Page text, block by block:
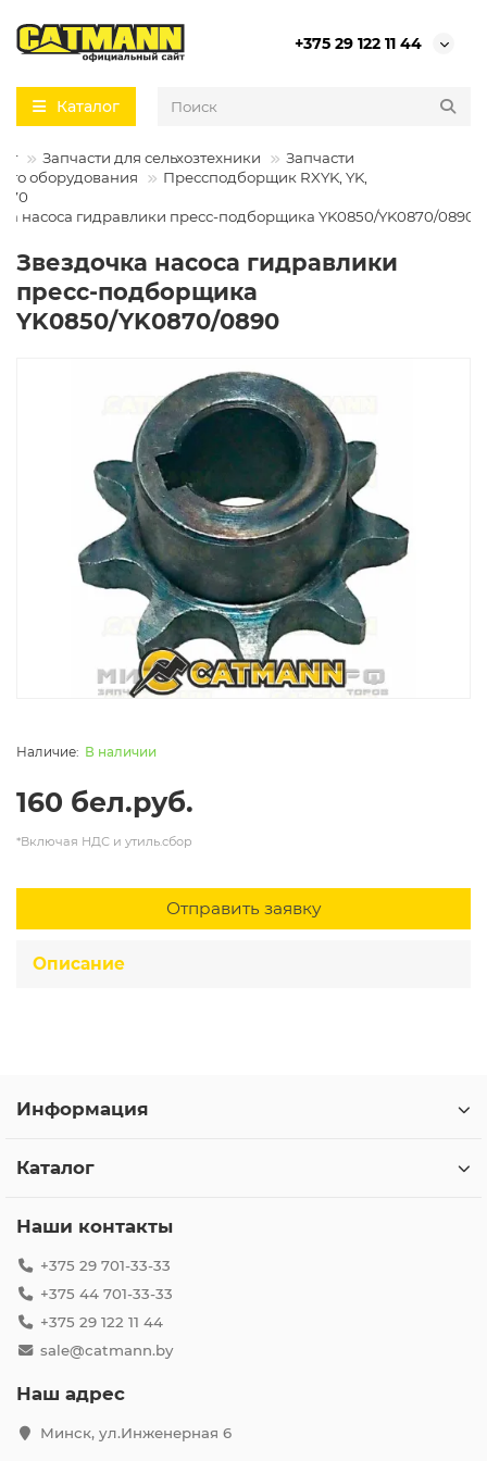
+375 29 122 11 44
Каталог
Запчасти для сельхозтехники
Запчасти
оборудования
Прессподборщик RXYK, YK,
насоса гидравлики пресс-подборщика YK0850/YK0870/0890
Звездочка насоса гидравлики
пресс-подборщика
YK0850/YK0870/0890
В наличии
160 бел.руб.
*Включая НДС и утиль.сбор
Отправить заявку
Описание
Информация
Каталог
Наши контакты
+375 29 701-33-33
+375 44 701-33-33
+375 29 122 11 44
sale@catmann.by
Наш адрес
Минск, ул.Инженерная 6